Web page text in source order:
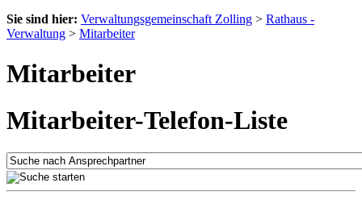
Sie sind hier: Verwaltungsgemeinschaft Zolling > Rathaus -
Verwaltung > Mitarbeiter
Mitarbeiter
Mitarbeiter-Telefon-Liste